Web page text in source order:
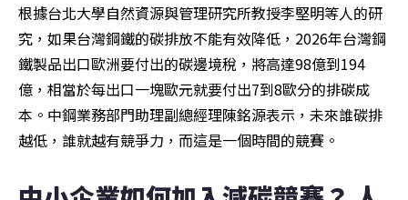
根據台北大學自然資源與管理研究所教授李堅明等人的研
究，如果台灣鋼鐵的碳排放不能有效降低，2026年台灣鋼
鐵製品出口歐洲要付出的碳邊境稅，將高達98億到194
億，相當於每出口一塊歐元就要付出7到8歐分的排碳成
本。中鋼業務部門助理副總經理陳銘源表示，未來誰碳排
越低，誰就越有競爭力，而這是一個時間的競賽。